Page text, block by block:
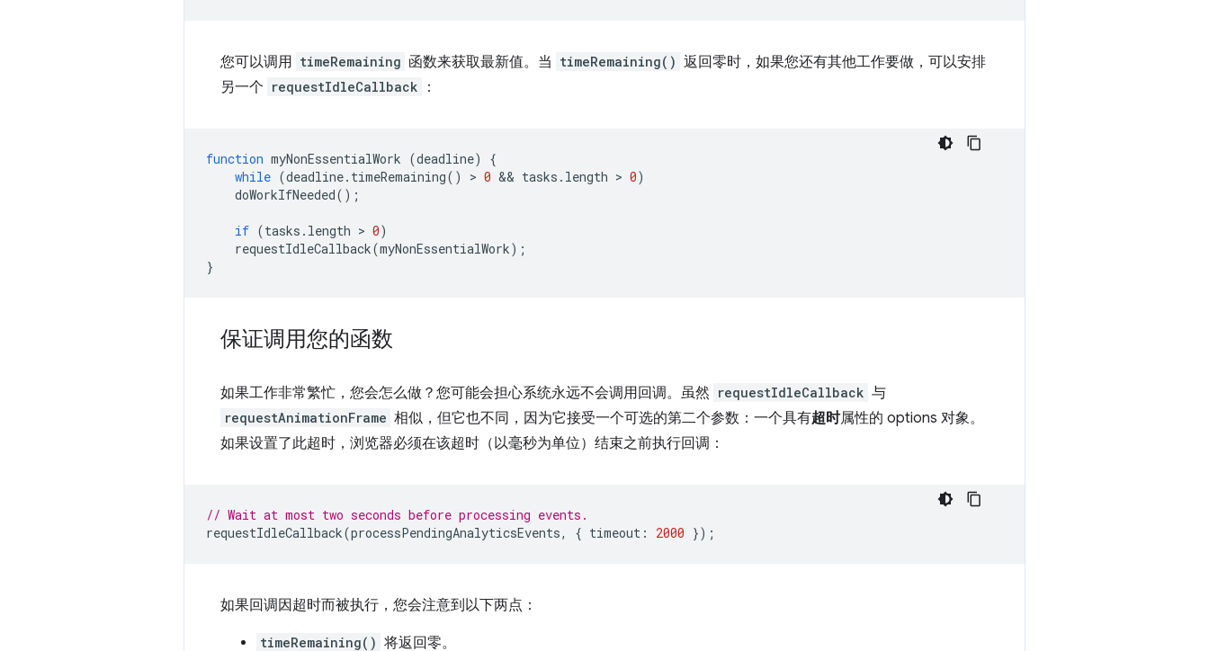
您可以调用 timeRemaining 函数来获取最新值。当 timeRemaining() 返回零时，如果您还有其他工作要做，可以安排
另一个 requestIdleCallback ：
function myNonEssentialWork (deadline)
{
while (deadline. timeRemaining() > 0 && tasks . length > 0)
doWorkIfNeeded();
if (tasks . length > 0)
requestIdleCallback(myNonEssentialWork);
}
保证调用您的函数
如果工作非常繁忙，您会怎么做？您可能会担心系统永远不会调用回调。虽然 requestIdleCallback 与
requestAnimationFrame 相似，但它也不同，因为它接受一个可选的第二个参数：一个具有超时属性的 options 对象。
如果设置了此超时，浏览器必须在该超时（以毫秒为单位）结束之前执行回调：
// Wait at most two seconds before processing events.
requestIdleCallback(processPendingAnalyticsEvents, { timeout : 2000 });
如果回调因超时而被执行，您会注意到以下两点：
timeRemaining() 将返回零。